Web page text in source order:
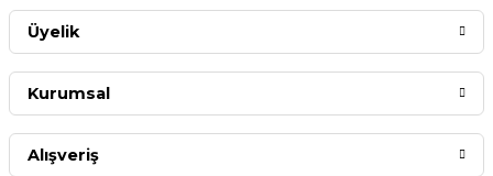
Üyelik
Kurumsal
Alışveriş